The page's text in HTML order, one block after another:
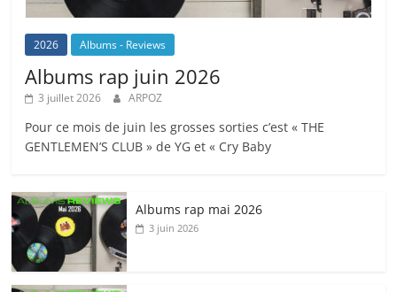
2026 Albums - Reviews
Albums rap juin 2026
3 juillet 2026 ARPOZ
Pour ce mois de juin les grosses sorties c’est « THE
GENTLEMEN’S CLUB » de YG et « Cry Baby
Albums rap mai 2026
3 juin 2026